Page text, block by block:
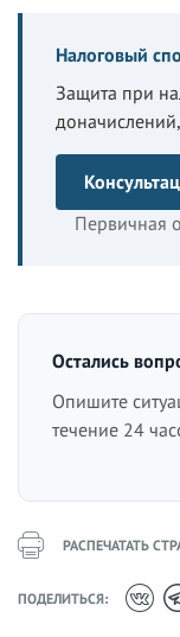
Налоговый
Защита при
Первичная
Остались
Опишите
течение 24
РАСПЕЧАТАТЬ
ПОДЕЛИТЬСЯ: